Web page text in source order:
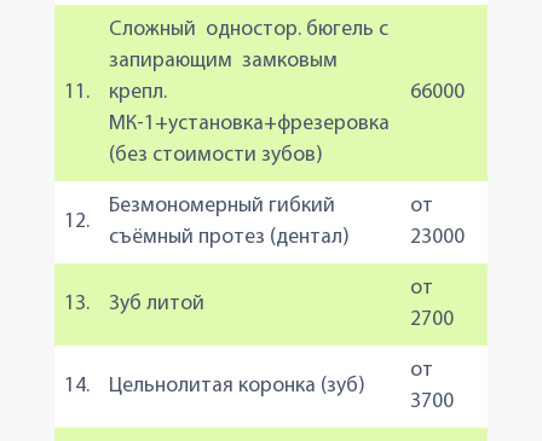
11.
Сложный одностор. бюгель с
запирающим замковым
крепл.
МК-1+установка+фрезеровка
(без стоимости зубов)
66000
12.
Безмономерный гибкий
съёмный протез (дентал)
от
23000
13. Зуб литой
от
2700
14. Цельнолитая коронка (зуб)
от
3700